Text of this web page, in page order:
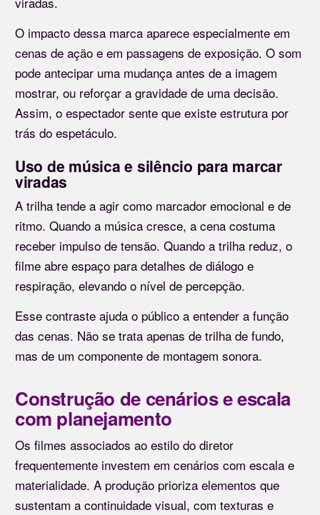
O impacto dessa marca aparece especialmente em
cenas de ação e em passagens de exposição. O som
pode antecipar uma mudança antes de a imagem
mostrar, ou reforçar a gravidade de uma decisão.
Assim, o espectador sente que existe estrutura por
trás do espetáculo.
Uso de música e silêncio para marcar
viradas
A trilha tende a agir como marcador emocional e de
ritmo. Quando a música cresce, a cena costuma
receber impulso de tensão. Quando a trilha reduz, o
filme abre espaço para detalhes de diálogo e
respiração, elevando o nível de percepção.
Esse contraste ajuda o público a entender a função
das cenas. Não se trata apenas de trilha de fundo,
mas de um componente de montagem sonora.
Construção de cenários e escala
com planejamento
Os filmes associados ao estilo do diretor
frequentemente investem em cenários com escala e
materialidade. A produção prioriza elementos que
sustentam a continuidade visual, com texturas e